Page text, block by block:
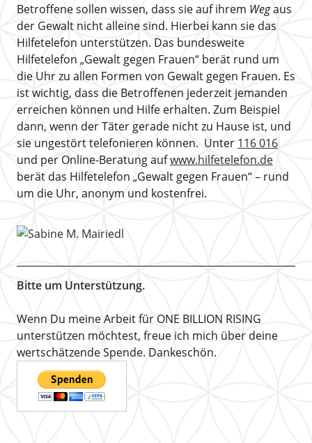
Betroffene sollen wissen, dass sie auf ihrem Wegaus
der Gewalt nicht alleine sind. Hierbei kann sie das
Hilfetelefon unterstützen. Das bundesweite
Hilfetelefon „Gewalt gegen Frauen“ berät rund um
die Uhr zu allen Formen von Gewalt gegen Frauen. Es
ist wichtig, dass die Betroffenen jederzeit jemanden
erreichen können und Hilfe erhalten. Zum Beispiel
dann, wenn der Täter gerade nicht zu Hause ist, und
sie ungestört telefonieren können. Unter 116 016
und per Online-Beratung aufwww.hilfetelefon.de
berät das Hilfetelefon „Gewalt gegen Frauen“ – rund
um die Uhr, anonym und kostenfrei.
Bitte um Unterstützung.
Wenn Du meine Arbeit für ONE BILLION RISING
unterstützen möchtest, freue ich mich über deine
wertschätzende Spende. Dankeschön.